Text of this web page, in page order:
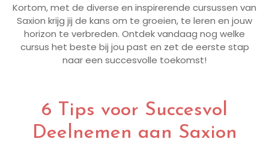
Kortom, met de diverse en inspirerende cursussen van
Saxion krijg jij de kans om te groeien, te leren en jouw
horizon te verbreden. Ontdek vandaag nog welke
cursus het beste bij jou past en zet de eerste stap
naar een succesvolle toekomst!
6 Tips voor Succesvol
Deelnemen aan Saxion